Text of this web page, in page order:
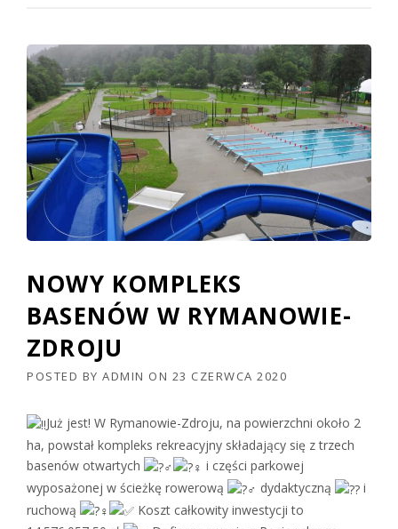
NOWY KOMPLEKS
BASENÓW W RYMANOWIE-
ZDROJU
POSTED BY ADMIN ON 23 CZERWCA 2020
Już jest! W Rymanowie-Zdroju, na powierzchni około 2
ha, powstał kompleks rekreacyjny składający się z trzech
basenów otwartych
i części parkowej
wyposażonej w ścieżkę rowerową
dydaktyczną
i
ruchową
Koszt całkowity inwestycji to